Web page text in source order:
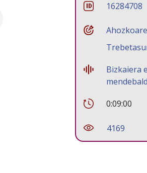
16284708
Bizkaiera
0:09:00
4169